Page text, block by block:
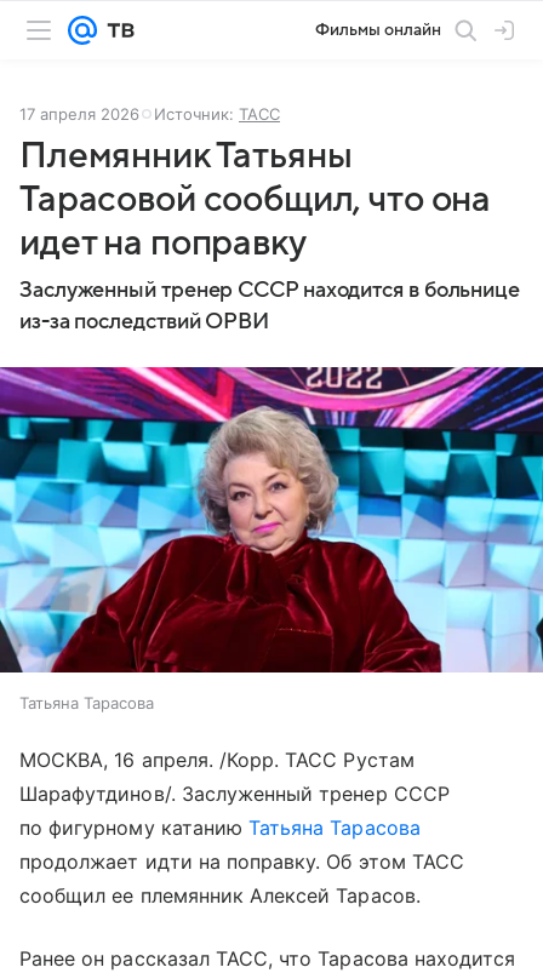
Фильмы онлайн
17 апреля 2026 Источник: ТАСС
Племянник Татьяны
Тарасовой сообщил, что она
идет на поправку
Заслуженный тренер СССР находится в больнице
из-за последствий ОРВИ
Татьяна Тарасова
МОСКВА, 16 апреля. /Корр. ТАСС Рустам
Шарафутдинов/. Заслуженный тренер СССР
по фигурному катаниюТатьяна Тарасова
продолжает идти на поправку. Об этом ТАСС
сообщил ее племянник Алексей Тарасов.
Ранее он рассказал ТАСС, что Тарасова находится